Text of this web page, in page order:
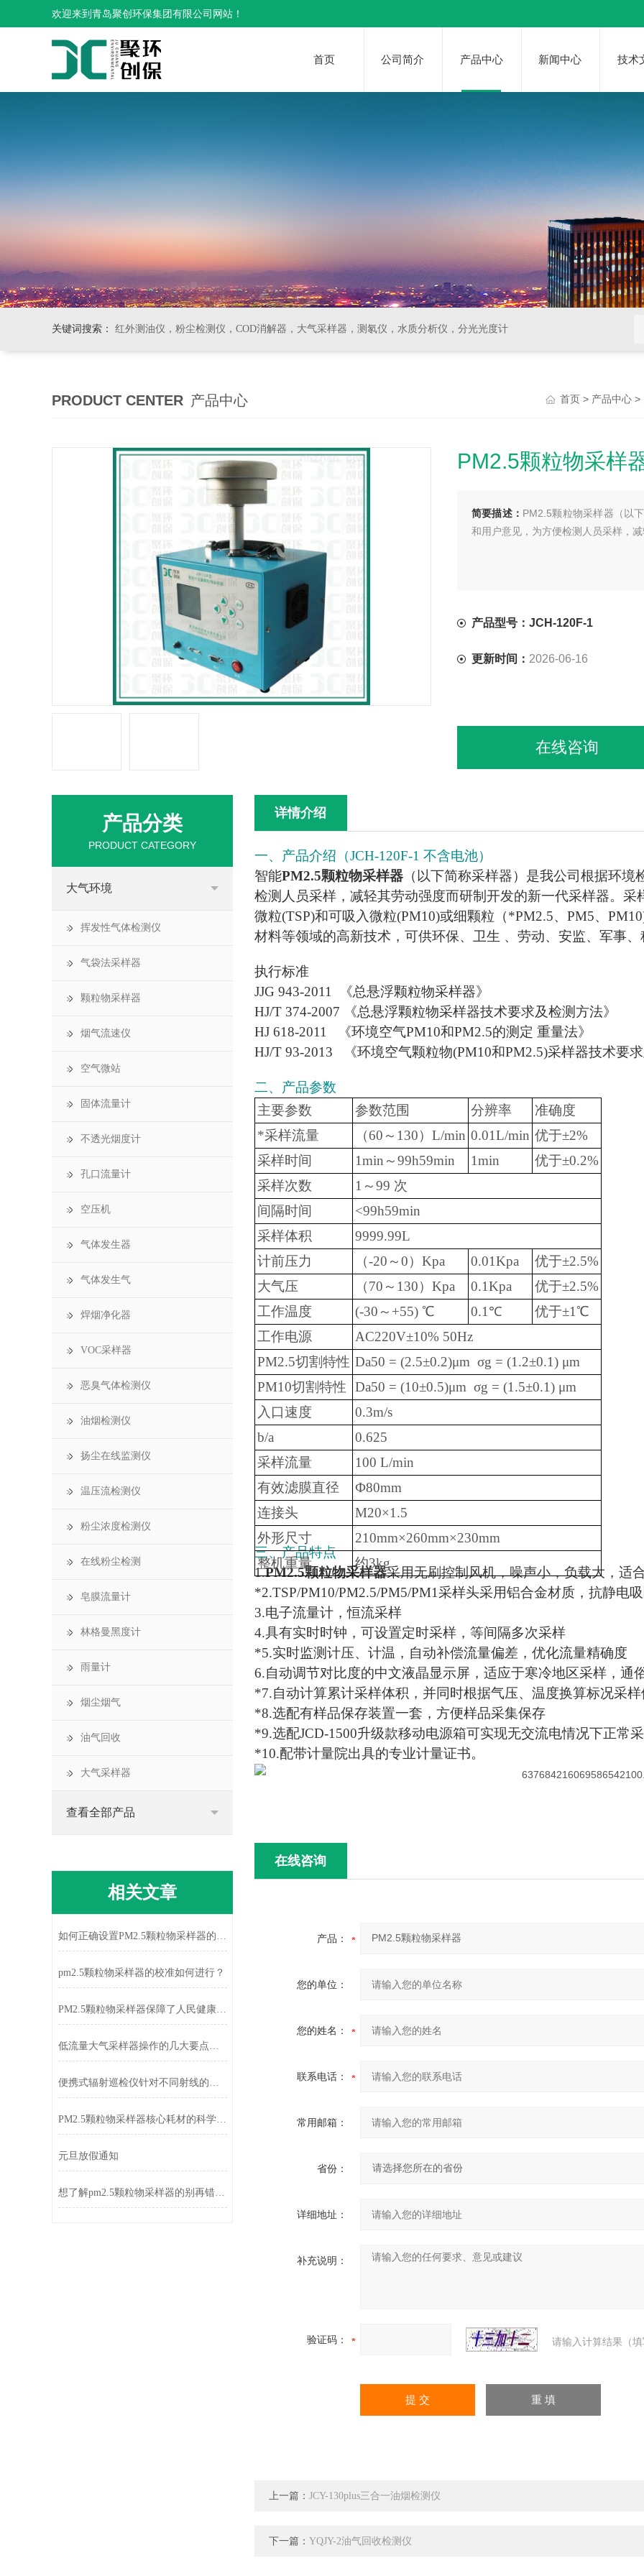
欢迎来到青岛聚创环保集团有限公司网站！
首页 公司简介 产品中心 新闻中心 技术
关键词搜索： 红外测油仪，粉尘检测仪，COD消解器，大气采样器，测氡仪，水质分析仪，分光光度计
PRODUCT CENTER 产品中心 首页 > 产品中心 >
PM2.5颗粒物采样
简要描述： PM2.5颗粒物采样器（以
和用户意见，为方便检测人员采样，
产品型号：JCH-120F-1
更新时间： 2026-06-16
在线咨询
详情介绍
一、产品介绍（JCH-120F-1 不含电池）
智能PM2.5颗粒物采样器 （以下简称采样器）是我公司根据环
检测人员采样，减轻其劳动强度而研制开发的新一代采样器。
微粒(TSP)和可吸入微粒(PM10)或细颗粒（*PM2.5、PM5、
材料等领域的高新技术，可供环保、卫生 、劳动、安监、军事
执行标准
JJG 943-2011 《总悬浮颗粒物采样器》
HJ/T 374-2007 《总悬浮颗粒物采样器技术要求及检测方法》
HJ 618-2011 《环境空气PM10和PM2.5的测定 重量法》
HJ/T 93-2013 《环境空气颗粒物(PM10和PM2.5)采样器技术要求
二、产品参数
主要参数
参数范围 分辨率
准确度
*采样流量
（60～130）L/min 0.01L/min 优于±2%
采样时间
1min～99h59min 1min
优于±0.2%
采样次数
1～99 次
间隔时间
<99h59min
采样体积
9999.99L
计前压力
（-20～0）Kpa 0.01Kpa
优于±2.5%
大气压
（70～130）Kpa 0.1Kpa
优于±2.5%
工作温度
(-30～+55) ℃ 0.1℃
优于±1℃
工作电源
AC220V±10% 50Hz
PM2.5切割特性 Da50 = (2.5±0.2)μm σg = (1.2±0.1) μm
PM10切割特性
Da50 = (10±0.5)μm σg = (1.5±0.1) μm
入口速度
0.3m/s
b/a
0.625
采样流量
100 L/min
有效滤膜直径
Ф80mm
连接头
M20×1.5
外形尺寸
210mm×260mm×230mm
整机重量
约3kg
三、产品特点
1.PM2.5颗粒物采样器采用无刷控制风机，噪声小，负载大，适
*2.TSP/PM10/PM2.5/PM5/PM1采样头采用铝合金材质，抗静电
3.电子流量计，恒流采样
4.具有实时时钟，可设置定时采样，等间隔多次采样
*5.实时监测计压、计温，自动补偿流量偏差，优化流量精确度
6.自动调节对比度的中文液晶显示屏，适应于寒冷地区采样，通
*7.自动计算累计采样体积，并同时根据气压、温度换算标况采样
*8.选配有样品保存装置一套，方便样品采集保存
*9.选配JCD-1500升级款移动电源箱可实现无交流电情况下正常
*10.配带计量院出具的专业计量证书。
在线咨询
产品：
您的单位：
您的姓名：
联系电话：
常用邮箱：
省份：
详细地址：
补充说明：
验证码： 请输入计算结果（
上一篇： JCY-130plus三合一油烟检测仪
下一篇： YQJY-2油气回收检测仪
产品分类
PRODUCT CATEGORY
大气环境
挥发性气体检测仪
气袋法采样器
颗粒物采样器
烟气流速仪
空气微站
固体流量计
不透光烟度计
孔口流量计
空压机
气体发生器
气体发生气
焊烟净化器
VOC采样器
恶臭气体检测仪
油烟检测仪
扬尘在线监测仪
温压流检测仪
粉尘浓度检测仪
在线粉尘检测
皂膜流量计
林格曼黑度计
雨量计
烟尘烟气
油气回收
大气采样器
查看全部产品
相关文章
如何正确设置PM2.5颗粒物采样器的采样频率
pm2.5颗粒物采样器的校准如何进行？
PM2.5颗粒物采样器保障了人民健康和环境的可持续发展
低流量大气采样器操作的几大要点须知
便携式辐射巡检仪针对不同射线的切换调整攻略
PM2.5颗粒物采样器核心耗材的科学维护指南
元旦放假通知
想了解pm2.5颗粒物采样器的别再错过了